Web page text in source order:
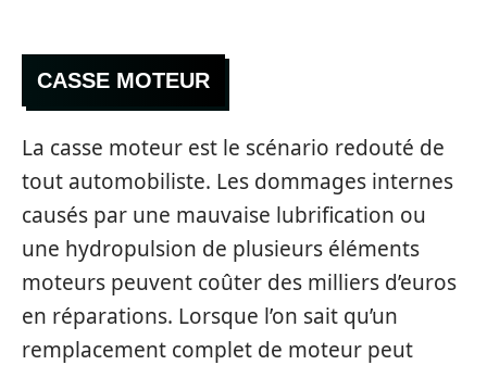
CASSE MOTEUR
La casse moteur est le scénario redouté de
tout automobiliste. Les dommages internes
causés par une mauvaise lubrification ou
une hydropulsion de plusieurs éléments
moteurs peuvent coûter des milliers d’euros
en réparations. Lorsque l’on sait qu’un
remplacement complet de moteur peut